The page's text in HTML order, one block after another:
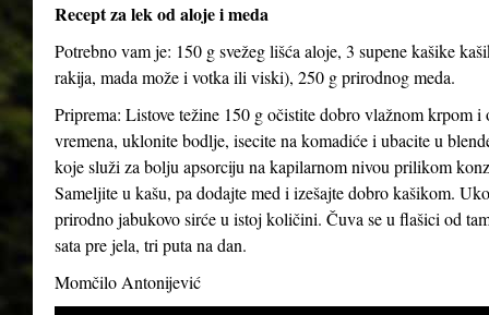
Recept za lek od aloje i meda
Potrebno vam je: 150 g svežeg lišća aloje, 3 supene kašike
rakija, mada može i votka ili viski), 250 g prirodnog meda.
Priprema: Listove težine 150 g očistite dobro vlažnom krpom
vremena, uklonite bodlje, isecite na komadiće i ubacite u
koje služi za bolju apsorciju na kapilarnom nivou prilikom
Sameljite u kašu, pa dodajte med i izešajte dobro kašikom.
prirodno jabukovo sirće u istoj količini. Čuva se u flašici od
sata pre jela, tri puta na dan.
Momčilo Antonijević